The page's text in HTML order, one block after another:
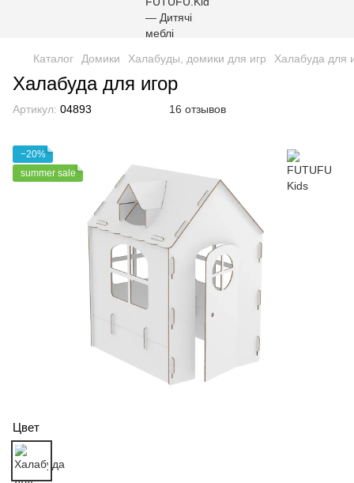
Каталог Домики Халабуды, домики для игр Халабуда для
Халабуда для игор
Артикул: 04893 16 отзывов
−20%
summer sale
Цвет